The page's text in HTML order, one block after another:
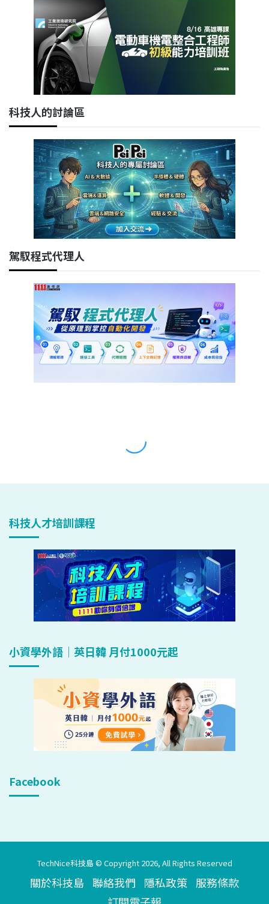
科技人的討論區
駕馭程式代理人
科技人才培訓課程
小資學外語｜英日韓 月付1000元起
Facebook
TechNice科技島 © Copyright 2026, All Rights Reserved
關於科技島 聯絡我們 隱私政策 服務條款